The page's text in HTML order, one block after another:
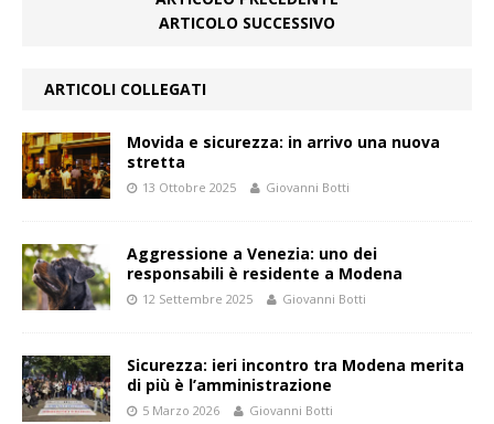
ARTICOLO SUCCESSIVO
ARTICOLI COLLEGATI
Movida e sicurezza: in arrivo una nuova
stretta
13 Ottobre 2025 Giovanni Botti
Aggressione a Venezia: uno dei
responsabili è residente a Modena
12 Settembre 2025 Giovanni Botti
Sicurezza: ieri incontro tra Modena merita
di più è l’amministrazione
5 Marzo 2026 Giovanni Botti